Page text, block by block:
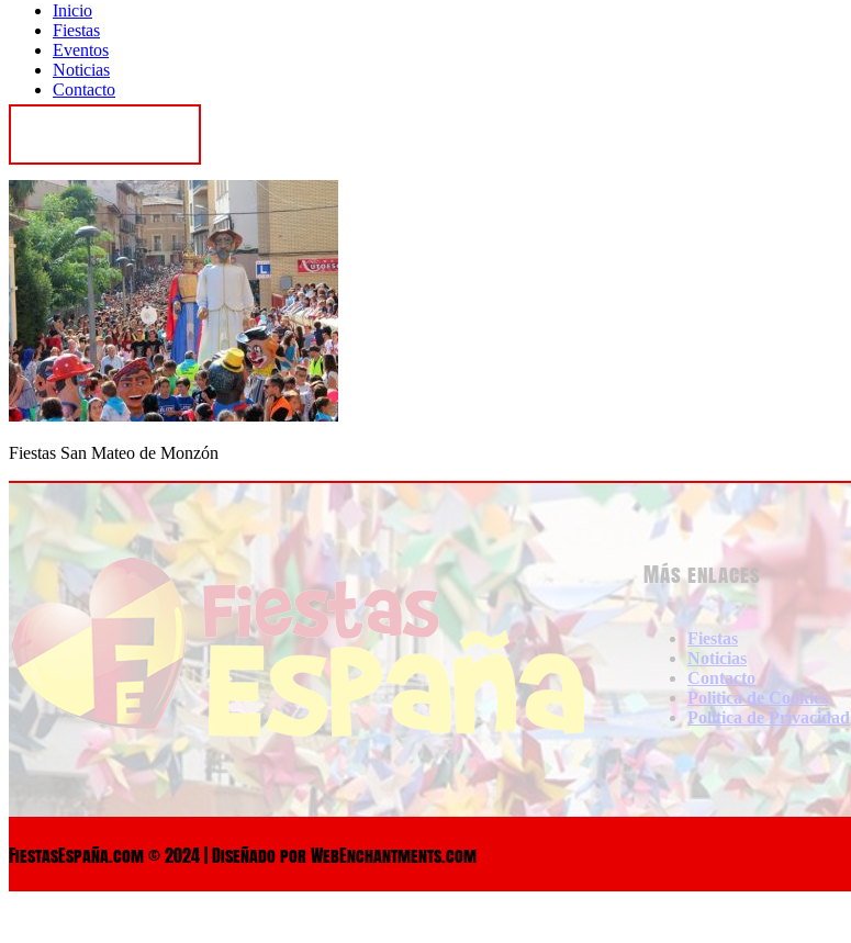
Inicio
Fiestas
Eventos
Noticias
Contacto
Fiestas San Mateo de Monzón
Más enlaces
Fiestas
Noticias
Contacto
Politica de Cookies
Politica de Privacidad
FiestasEspaña.com © 2024 | Diseñado por WebEnchantments.com